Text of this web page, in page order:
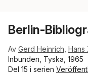
Berlin-
Av Gerd Heinrich Hans
Inbunden, Tyska, 1965
Del 15 i serien